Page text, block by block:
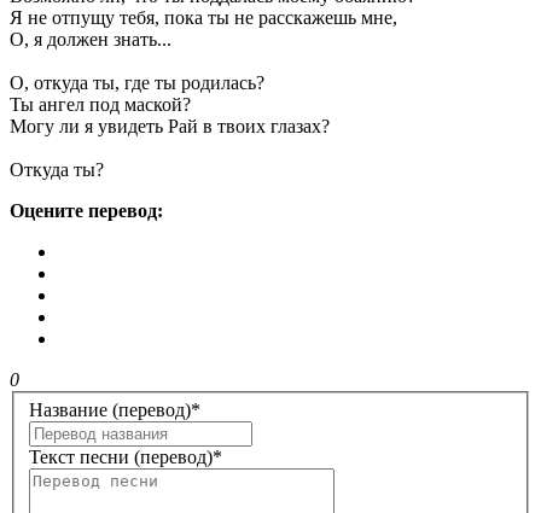
Я не отпущу тебя, пока ты не расскажешь мне,
О, я должен знать...
О, откуда ты, где ты родилась?
Ты ангел под маской?
Могу ли я увидеть Рай в твоих глазах?
Откуда ты?
Оцените перевод:
0
Название (перевод)*
Текст песни (перевод)*